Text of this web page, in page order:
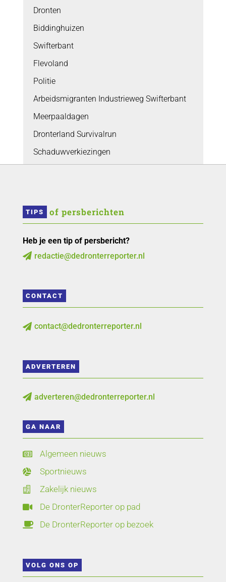
Dronten
Biddinghuizen
Swifterbant
Flevoland
Politie
Arbeidsmigranten Industrieweg Swifterbant
Meerpaaldagen
Dronterland Survivalrun
Schaduwverkiezingen
TIPS of persberichten
Heb je een tip of persbericht?
 redactie@dedronterreporter.nl
CONTACT
 contact@dedronterreporter.nl
ADVERTEREN
 adverteren@dedronterreporter.nl
GA NAAR
 Algemeen nieuws
 Sportnieuws
 Zakelijk nieuws
 De DronterReporter op pad
 De DronterReporter op bezoek
VOLG ONS OP